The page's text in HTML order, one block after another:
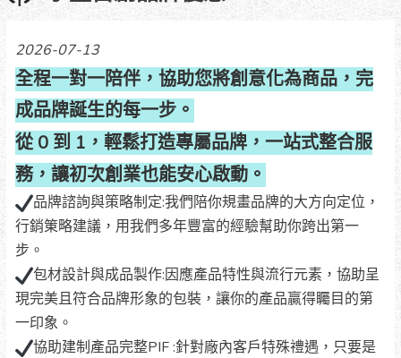
2026-07-13
全程一對一陪伴，協助您將創意化為商品，完
成品牌誕生的每一步。
從 0 到 1，輕鬆打造專屬品牌，一站式整合服
務，讓初次創業也能安心啟動。
​品牌諮詢與策略制定:我們陪你規畫品牌的大方向定位，
行銷䇿略建議，用我們多年豐富的經驗幫助你跨出第一
步。
包材設計與成品製作:因應產品特性與流行元素，協助呈
現完美且符合品牌形象的包裝，讓你的產品贏得矚目的第
一印象。
協助建制產品完整PIF :針對廠內客戶特殊禮遇，只要是